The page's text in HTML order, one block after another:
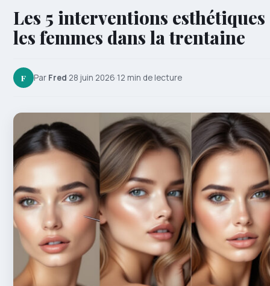
Les 5 interventions
les femmes dans la trentaine
F Par Fred·28 juin 2026·12 min de lecture